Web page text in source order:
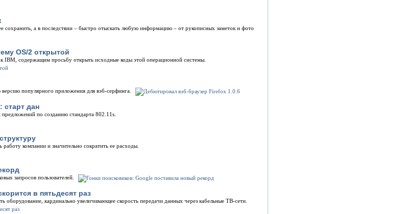
сохранить, а в последствии – быстро отыскать любую информацию – от рукописных заметок и фото
OS/2 открытой
IBM, содержащим просьбу открыть исходные коды этой операционной системы.
популярного приложения для вэб-серфинга.
старт дан
по созданию стандарта 802.11s.
компании и значительно сократить ее расходы.
запросов пользователей.
в пятьдесят раз
оборудование, кардинально увеличивающее скорость передачи данных через кабельные ТВ-сети.